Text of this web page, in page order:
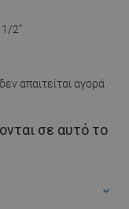
1/2"
απαιτείται αγορά
σε αυτό το